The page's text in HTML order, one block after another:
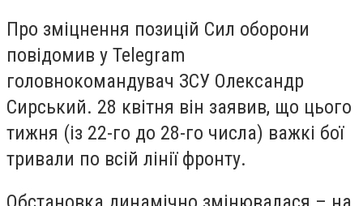
Про зміцнення позицій Сил оборони
повідомив у Telegram
головнокомандувач ЗСУ Олександр
Сирський. 28 квітня він заявив, що цього
тижня (із 22-го до 28-го числа) важкі бої
тривали по всій лінії фронту.